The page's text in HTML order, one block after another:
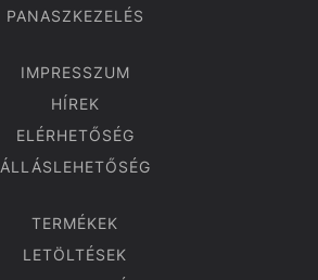
PANASZKEZELÉS
IMPRESSZUM
HÍREK
ELÉRHETŐSÉG
ÁLLÁSLEHETŐSÉG
TERMÉKEK
LETÖLTÉSEK